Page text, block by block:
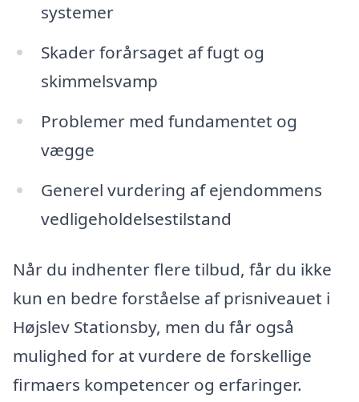
systemer
Skader forårsaget af fugt og
skimmelsvamp
Problemer med fundamentet og
vægge
Generel vurdering af ejendommens
vedligeholdelsestilstand
Når du indhenter flere tilbud, får du ikke
kun en bedre forståelse af prisniveauet i
Højslev Stationsby, men du får også
mulighed for at vurdere de forskellige
firmaers kompetencer og erfaringer.